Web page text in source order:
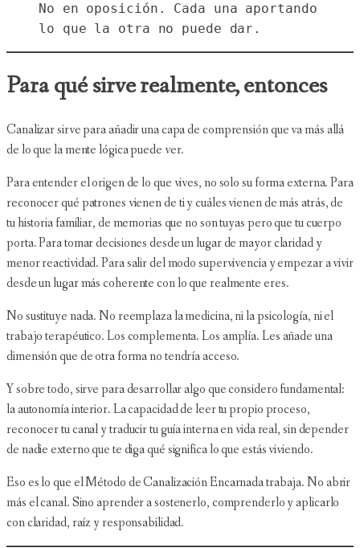
No en oposición. Cada una aportando
lo que la otra no puede dar.
Para qué sirve realmente, entonces
Canalizar sirve para añadir una capa de comprensión que va más allá
de lo que la mente lógica puede ver.
Para entender el origen de lo que vives, no solo su forma externa. Para
reconocer qué patrones vienen de ti y cuáles vienen de más atrás, de
tu historia familiar, de memorias que no son tuyas pero que tu cuerpo
porta. Para tomar decisiones desde un lugar de mayor claridad y
menor reactividad. Para salir del modo supervivencia y empezar a vivir
desde un lugar más coherente con lo que realmente eres.
No sustituye nada. No reemplaza la medicina, ni la psicología, ni el
trabajo terapéutico. Los complementa. Los amplía. Les añade una
dimensión que de otra forma no tendría acceso.
Y sobre todo, sirve para desarrollar algo que considero fundamental:
la autonomía interior. La capacidad de leer tu propio proceso,
reconocer tu canal y traducir tu guía interna en vida real, sin depender
de nadie externo que te diga qué significa lo que estás viviendo.
Eso es lo que el Método de Canalización Encarnada trabaja. No abrir
más el canal. Sino aprender a sostenerlo, comprenderlo y aplicarlo
con claridad, raíz y responsabilidad.